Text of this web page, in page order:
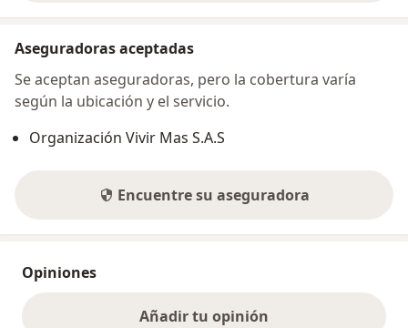
Aseguradoras aceptadas
Se aceptan aseguradoras, pero la cobertura varía
según la ubicación y el servicio.
Organización Vivir Mas S.A.S
Encuentre su aseguradora
Opiniones
Añadir tu opinión